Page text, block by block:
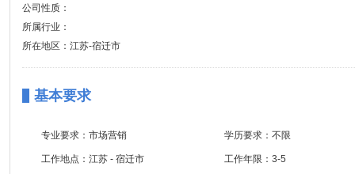
公司性质：
所属行业：
所在地区：江苏-宿迁市
基本要求
专业要求： 市场营销 学历要求： 不限
工作地点： 江苏 - 宿迁市 工作年限： 3-5